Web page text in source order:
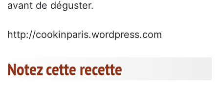
avant de déguster.
http://cookinparis.wordpress.com
Notez cette recette